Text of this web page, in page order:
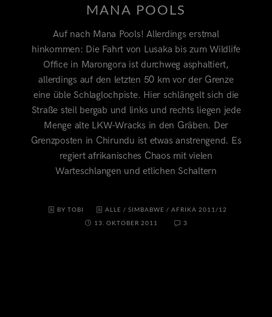
MANA POOLS
Auf nach Mana Pools! Allerdings erstmal
hinkommen: Die Fahrt von Lusaka bis zum Wildlife
Office in Marongora ist durchweg asphaltiert,
allerdings auf den letzten 50 km vor der Grenze
eine üble Schlaglochpiste. Hier schlängelt sich die
Straße steil bergab und links und rechts liegen jede
Menge alte LKW-Wracks in den Gräben. Der
Grenzposten in Chirundu ist etwas anstrengend. Es
regiert afrikanisches Chaos mit vielen
Warteschlangen und etlichen Schaltern
BY TOBI ALLE /SIMBABWE /AFRIKA 2011/12
13. OKTOBER 2011
3